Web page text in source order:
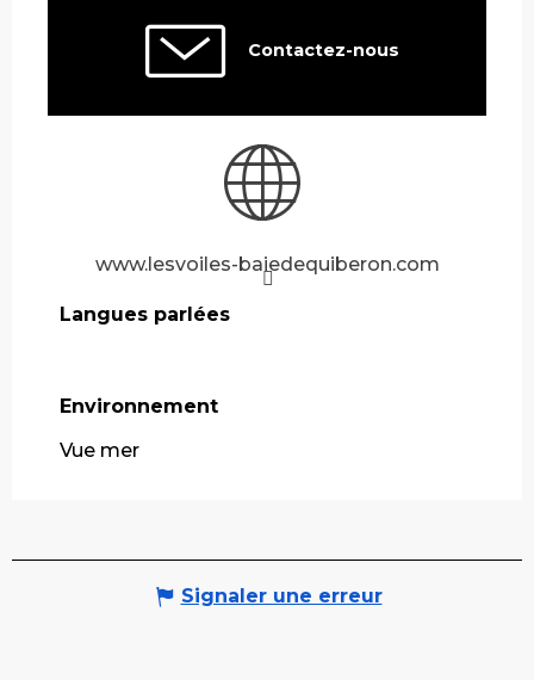
Contactez-nous
www.lesvoiles-baiedequiberon.com
Langues parlées
Langues parlées
Environnement
Environnement
Vue mer
Signaler une erreur